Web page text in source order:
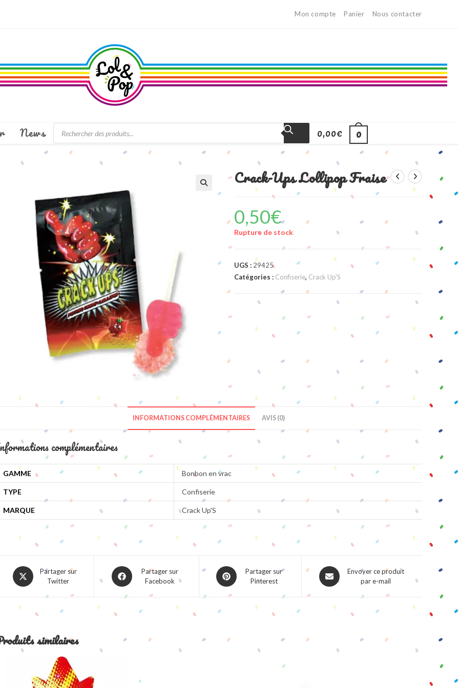
Mon compte Panier Nous contacter
News
de
produits
0,00€ 0
Crack-Ups Lollipop Fraise
0,50€
Rupture de stock
UGS : 29425
Catégories : Confiserie, Crack Up'S
INFORMATIONS COMPLÉMENTAIRES AVIS (0)
complémentaires
GAMME Bonbon en vrac
TYPE Confiserie
MARQUE Crack Up'S
Opens
in
new
window
Partager sur
Twitter
Opens
in
window
Partager sur
Facebook
Opens
in
window
Partager sur
Pinterest
Opens
in
Envoyer ce produit
par e-mail
similaires